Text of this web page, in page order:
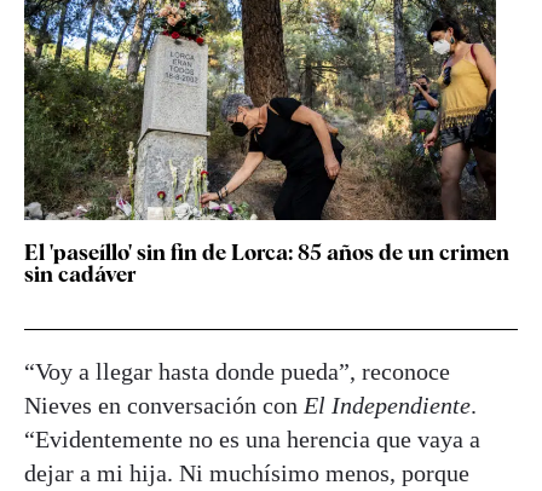
El 'paseíllo' sin fin de Lorca: 85 años de un crimen
sin cadáver
“Voy a llegar hasta donde pueda”, reconoce
Nieves en conversación con El Independiente.
“Evidentemente no es una herencia que vaya a
dejar a mi hija. Ni muchísimo menos, porque